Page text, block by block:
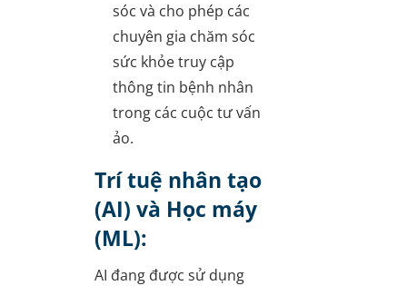
sóc và cho phép các
chuyên gia chăm sóc
sức khỏe truy cập
thông tin bệnh nhân
trong các cuộc tư vấn
ảo.
Trí tuệ nhân tạo
(AI) và Học máy
(ML):
AI đang được sử dụng